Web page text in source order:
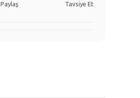
Paylaş Tavsiye Et